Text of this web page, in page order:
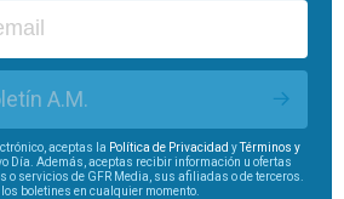
A.M.
aceptas la Política de Privacidad yTérminos y
Día. Además, aceptas recibir información u ofertas
o servicios de GFR Media, sus afiliadas o de terceros.
boletines en cualquier momento.